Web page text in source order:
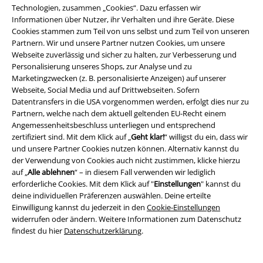
Technologien, zusammen „Cookies“. Dazu erfassen wir
Informationen über Nutzer, ihr Verhalten und ihre Geräte. Diese
Cookies stammen zum Teil von uns selbst und zum Teil von unseren
Partnern. Wir und unsere Partner nutzen Cookies, um unsere
Webseite zuverlässig und sicher zu halten, zur Verbesserung und
Personalisierung unseres Shops, zur Analyse und zu
Marketingzwecken (z. B. personalisierte Anzeigen) auf unserer
Webseite, Social Media und auf Drittwebseiten. Sofern
Datentransfers in die USA vorgenommen werden, erfolgt dies nur zu
Partnern, welche nach dem aktuell geltenden EU-Recht einem
Angemessenheitsbeschluss unterliegen und entsprechend
zertifiziert sind. Mit dem Klick auf „Geht klar!“ willigst du ein, dass wir
und unsere Partner Cookies nutzen können. Alternativ kannst du
der Verwendung von Cookies auch nicht zustimmen, klicke hierzu
auf „Alle ablehnen“ – in diesem Fall verwenden wir lediglich
erforderliche Cookies. Mit dem Klick auf "Einstellungen" kannst du
deine individuellen Präferenzen auswählen. Deine erteilte
Einwilligung kannst du jederzeit in den Cookie-Einstellungen
widerrufen oder ändern. Weitere Informationen zum Datenschutz
findest du hier Datenschutzerklärung.
Für Freizeit, Beruf, Sport und Festivals
Auch wenn das Hauptaugenmerk bei EMP auf Fan- und Band-Merch
liegt, findest du hier T-Shirts, die sich durchaus auch für das Büro eignen.
Darunter sind unter anderem neutral gestaltete Basics sowie attraktive
Casual-Wear- und Streetwear-Shirts. Auch T-Shirts für den Sportler gibt
es bei EMP – und selbstverständlich auch Kleidung für die Freizeit und
den Besuch von Konzerten und Festivals.
Was trägt der stilbewusste Szene-Gänger?
Für Szene-Gänger unterschiedlicher Genres hält EMP die passenden T-
Shirts bereit. Von der Rockwear über Wikinger- und Mittelalter-Mode bis
hin zum Punk findet jeder sein Lieblingsteil. Fans des Rockabilly
kommen ebenso auf ihre Kosten wie alle Anhänger des Industrial.
Besonders zahlreich sind die Modelle, die sich der Gothic-Kultur
widmen. Die schwarze Romantik spielt im Sortiment eine ähnlich große
Rolle wie Fantasy. Nicht alle Gothic-T-Shirtssind jedoch nur mystisch
gestaltet, es gibt auch Motive im Splatter- und Horror-Stil.